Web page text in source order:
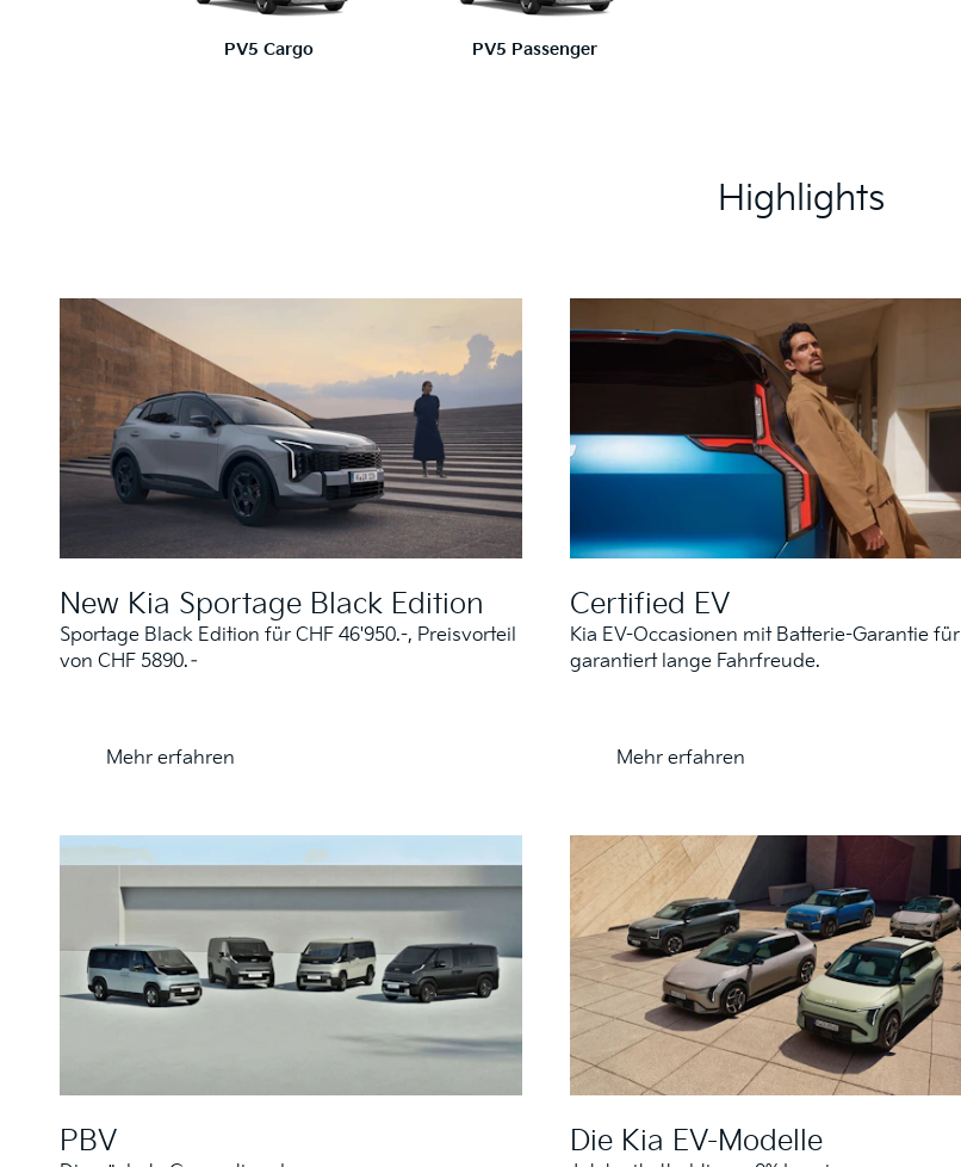
PV5 Cargo PV5 Passenger
Highlights
New Kia Sportage Black Edition
Sportage Black Edition für CHF 46'950.-, Preisvorteil
von CHF 5890.–
Mehr erfahren
Certified EV
Kia EV-Occasionen mit Batterie-Garantie für
garantiert lange Fahrfreude.
Mehr erfahren
PBV Die Kia EV-Modelle